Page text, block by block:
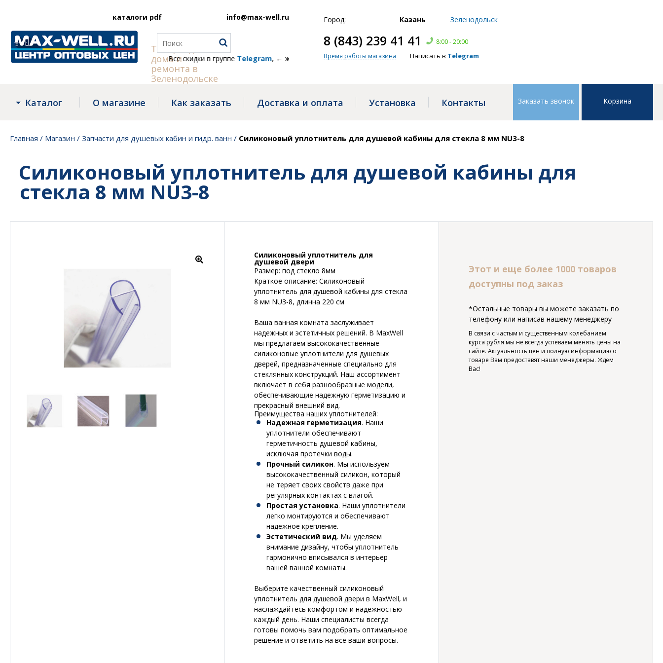
Товары для
дома и
ремонта в
Зеленодольске
каталоги pdf info@max-well.ru
Все скидки в группеTelegram, ← жми!
Город: Казань Зеленодольск
8 (843) 239 41 41
8:00 - 20:00
Время работы магазина
Написать в Telegram
Каталог О магазине Как заказать Доставка и оплата Установка Контакты Заказать звонок Корзина
Главная / Магазин / Запчасти для душевых кабин и гидр. ванн / Силиконовый уплотнитель для душевой кабины для стекла 8 мм NU3-8
Силиконовый уплотнитель для душевой кабины для
стекла 8 мм NU3-8
Силиконовый уплотнитель для
душевой двери
Размер: под стекло 8мм
Краткое описание: Силиконовый
уплотнитель для душевой кабины для стекла
8 мм NU3-8, длинна 220 см
Ваша ванная комната заслуживает
надежных и эстетичных решений. В MaxWell
мы предлагаем высококачественные
силиконовые уплотнители для душевых
дверей, предназначенные специально для
стеклянных конструкций. Наш ассортимент
включает в себя разнообразные модели,
обеспечивающие надежную герметизацию и
прекрасный внешний вид.
Преимущества наших уплотнителей:
Надежная герметизация. Наши
уплотнители обеспечивают
герметичность душевой кабины,
исключая протечки воды.
Прочный силикон. Мы используем
высококачественный силикон, который
не теряет своих свойств даже при
регулярных контактах с влагой.
Простая установка. Наши уплотнители
легко монтируются и обеспечивают
надежное крепление.
Эстетический вид. Мы уделяем
внимание дизайну, чтобы уплотнитель
гармонично вписывался в интерьер
вашей ванной комнаты.
Выберите качественный силиконовый
уплотнитель для душевой двери в MaxWell, и
наслаждайтесь комфортом и надежностью
каждый день. Наши специалисты всегда
готовы помочь вам подобрать оптимальное
решение и ответить на все ваши вопросы.
Этот и еще более 1000 товаров
доступны под заказ
*Остальные товары вы можете заказать по
телефону или написав нашему менеджеру
В связи с частым и существенным колебанием
курса рубля мы не всегда успеваем менять цены на
сайте. Актуальность цен и полную информацию о
товаре Вам предоставят наши менеджеры. Ждём
Вас!